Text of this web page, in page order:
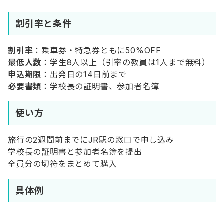
割引率と条件
割引率 ：乗車券・特急券ともに50%OFF
最低人数 ：学生8人以上（引率の教員は1人まで無料）
申込期限 ：出発日の14日前まで
必要書類 ：学校長の証明書、参加者名簿
使い方
旅行の2週間前までにJR駅の窓口で申し込み
学校長の証明書と参加者名簿を提出
全員分の切符をまとめて購入
具体例